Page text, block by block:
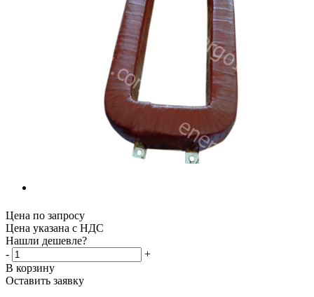
Цена по запросу
Цена указана с НДС
Нашли дешевле?
-
+
В корзину
Оставить заявку